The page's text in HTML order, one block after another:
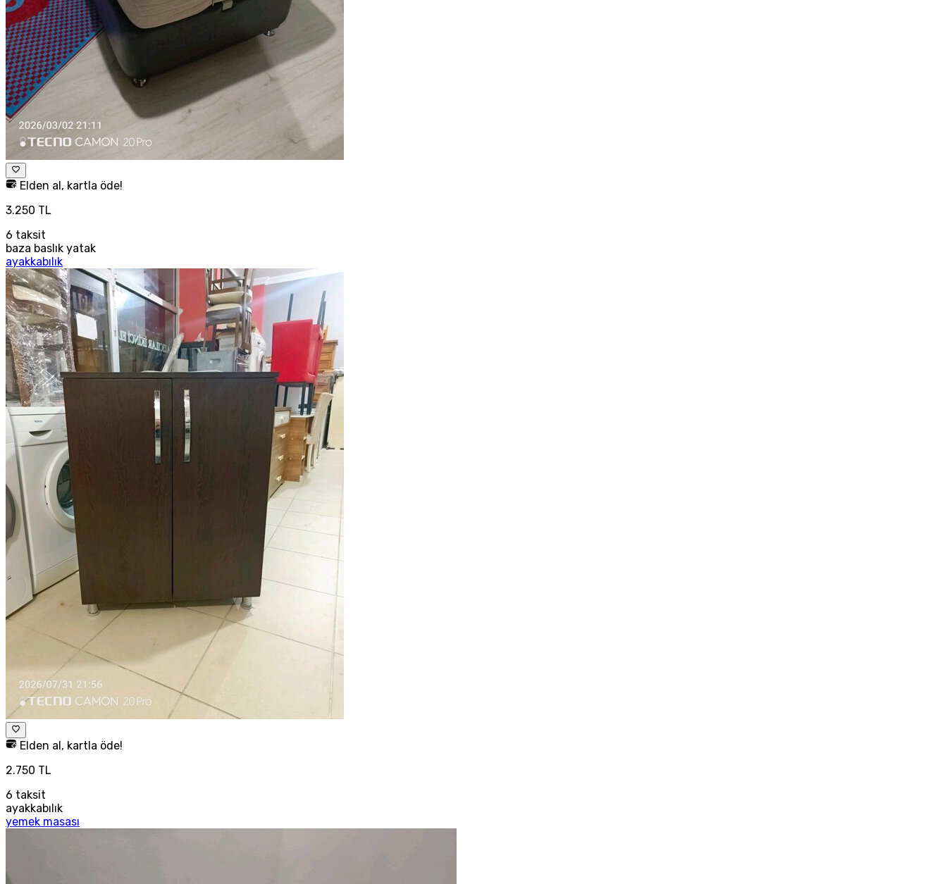
Elden al, kartla öde!
3.250 TL
6 taksit
baza baslık yatak
ayakkabılık
Elden al, kartla öde!
2.750 TL
6 taksit
ayakkabılık
yemek masası